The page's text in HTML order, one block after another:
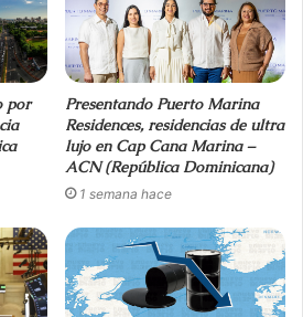
por
Presentando Puerto Marina
Residences, residencias de ultra
lujo en Cap Cana Marina –
ACN (República Dominicana)
1 semana hace